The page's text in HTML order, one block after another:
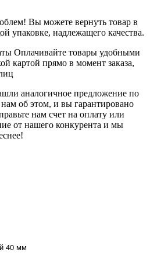
Вы можете вернуть товар в
упаковке, надлежащего качества.
Оплачивайте товары удобными
картой прямо в момент заказа,
аналогичное предложение по
об этом, и вы гарантировано
нам счет на оплату или
от нашего конкурента и мы
40 мм